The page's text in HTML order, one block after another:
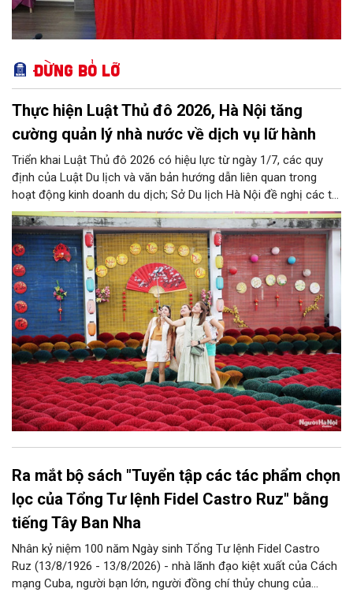
Đừng bỏ lỡ
Thực hiện Luật Thủ đô 2026, Hà Nội tăng
cường quản lý nhà nước về dịch vụ lữ hành
Triển khai Luật Thủ đô 2026 có hiệu lực từ ngày 1/7, các quy
định của Luật Du lịch và văn bản hướng dẫn liên quan trong
hoạt động kinh doanh du dịch; Sở Du lịch Hà Nội đề nghị các tổ
chức, đơn vị, doanh nghiệp kinh doanh dịch vụ lữ hành trên địa
bàn thành phố thực hiện một số nội dung quan trọng. Qua đó
góp phần thực hiện thắng lợi các mục tiêu phát triển du lịch Hà
Nội năm 2026 và giai đoạn tiếp theo.
Ra mắt bộ sách "Tuyển tập các tác phẩm chọn
lọc của Tổng Tư lệnh Fidel Castro Ruz" bằng
tiếng Tây Ban Nha
Nhân kỷ niệm 100 năm Ngày sinh Tổng Tư lệnh Fidel Castro
Ruz (13/8/1926 - 13/8/2026) - nhà lãnh đạo kiệt xuất của Cách
mạng Cuba, người bạn lớn, người đồng chí thủy chung của